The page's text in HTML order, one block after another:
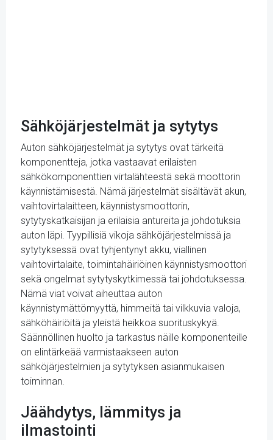
Sähköjärjestelmät ja sytytys
Auton sähköjärjestelmät ja sytytys ovat tärkeitä
komponentteja, jotka vastaavat erilaisten
sähkökomponenttien virtalähteestä sekä moottorin
käynnistämisestä. Nämä järjestelmät sisältävät akun,
vaihtovirtalaitteen, käynnistysmoottorin,
sytytyskatkaisijan ja erilaisia antureita ja johdotuksia
auton läpi. Tyypillisiä vikoja sähköjärjestelmissä ja
sytytyksessä ovat tyhjentynyt akku, viallinen
vaihtovirtalaite, toimintahäiriöinen käynnistysmoottori
sekä ongelmat sytytyskytkimessä tai johdotuksessa.
Nämä viat voivat aiheuttaa auton
käynnistymättömyyttä, himmeitä tai vilkkuvia valoja,
sähköhäiriöitä ja yleistä heikkoa suorituskykyä.
Säännöllinen huolto ja tarkastus näille komponenteille
on elintärkeää varmistaakseen auton
sähköjärjestelmien ja sytytyksen asianmukaisen
toiminnan.
Jäähdytys, lämmitys ja
ilmastointi